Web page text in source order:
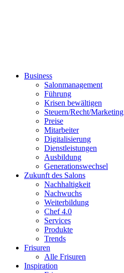
Business
Salonmanagement
Führung
Krisen bewältigen
Steuern/Recht/Marketing
Preise
Mitarbeiter
Digitalisierung
Dienstleistungen
Ausbildung
Generationswechsel
Zukunft des Salons
Nachhaltigkeit
Nachwuchs
Weiterbildung
Chef 4.0
Services
Produkte
Trends
Frisuren
Alle Frisuren
Inspiration